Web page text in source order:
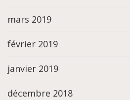
mars 2019
février 2019
janvier 2019
décembre 2018